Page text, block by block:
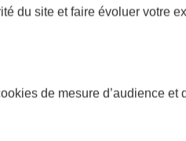
poche !
du site et faire évoluer votre
de mesure d’audience et